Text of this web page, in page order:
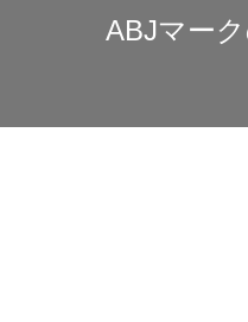
ABJマー